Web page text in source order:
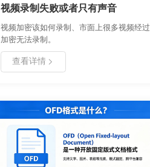
视频录制失败或者只有声音
视频加密该如何录制、市面上很多视频经过
加密无法录制。
查看详情